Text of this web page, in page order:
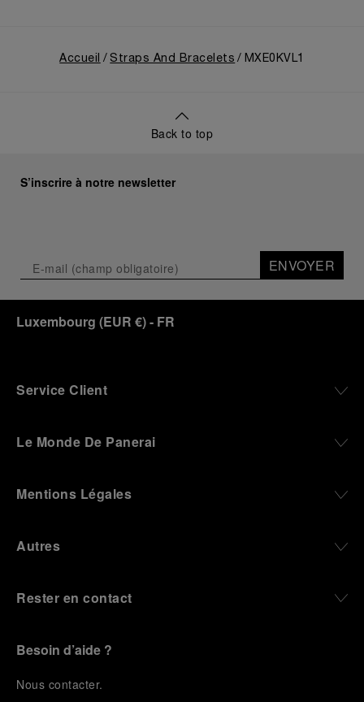
Accueil Straps And Bracelets MXE0KVL1
Back to top
S’inscrire à notre newsletter
ENVOYER
Luxembourg (EUR €)- FR
Service Client
Le Monde De Panerai
Mentions Légales
Autres
Rester en contact
Besoin d’aide ?
Nous contacter.